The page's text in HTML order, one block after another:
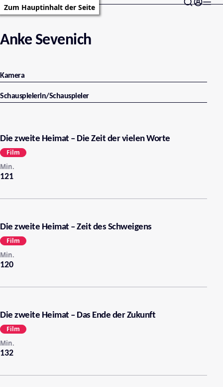
Zum Hauptinhalt der Seite
Anke Sevenich
Kamera
Schauspielerin/Schauspieler
Die zweite Heimat – Die Zeit der vielen Worte
121
Min.
Film
Die zweite Heimat – Zeit des Schweigens
120
Min.
Film
Die zweite Heimat – Das Ende der Zukunft
132
Min.
Film